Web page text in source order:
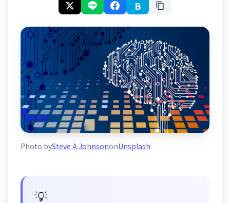
B
Photo bySteve A JohnsononUnsplash
💡